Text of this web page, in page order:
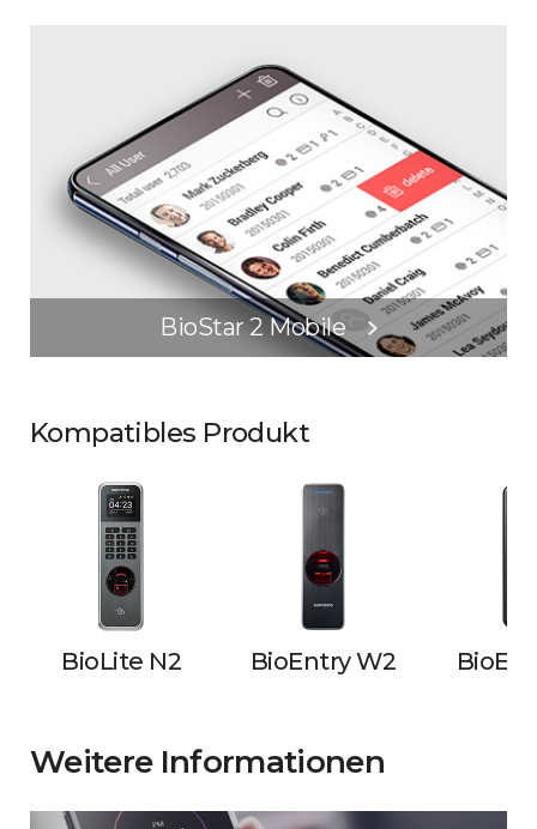
BioStar 2 Mobile
Kompatibles Produkt
BioLite N2 BioEntry W2
Weitere Informationen